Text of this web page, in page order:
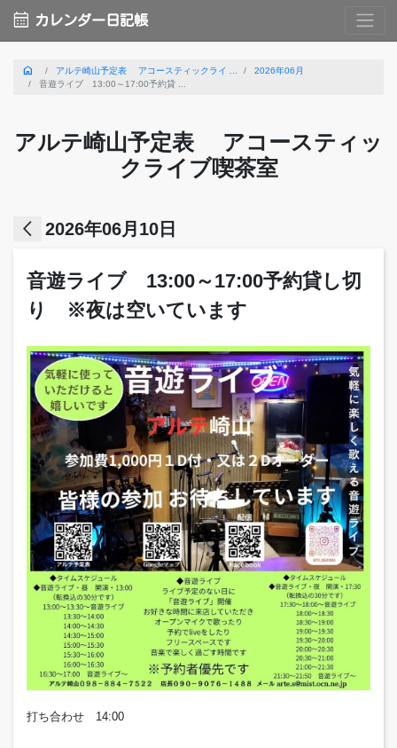
calendar_month カレンダー日記帳
home アルテ崎山予定表 アコースティックライ ...
2026年06月
音遊ライブ 13:00～17:00予約貸 ...
アルテ崎山予定表 アコースティッ
クライブ喫茶室
arrow_back_ios 2026年06月10日
音遊ライブ 13:00～17:00予約貸し切
り ※夜は空いています
打ち合わせ 14:00